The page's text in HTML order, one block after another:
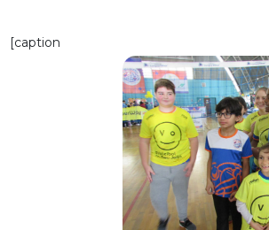
DO SEU
[caption